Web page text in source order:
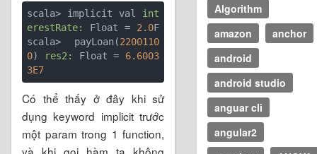
scala> implicit val int
erestRate:
Float = 2.0F
scala> payLoan(2200110
0) res2: Float = 6.6003
3E7
Có thể thấy ở đây khi sử
dụng keyword implicit trước
một param trong 1 function,
Algorithm
amazon
anchor
android
android studio
anguar cli
angular2